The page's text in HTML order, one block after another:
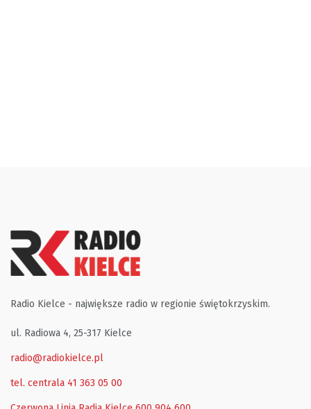
Radio Kielce - największe radio w regionie świętokrzyskim.
ul. Radiowa 4, 25-317 Kielce
radio@radiokielce.pl
tel. centrala 41 363 05 00